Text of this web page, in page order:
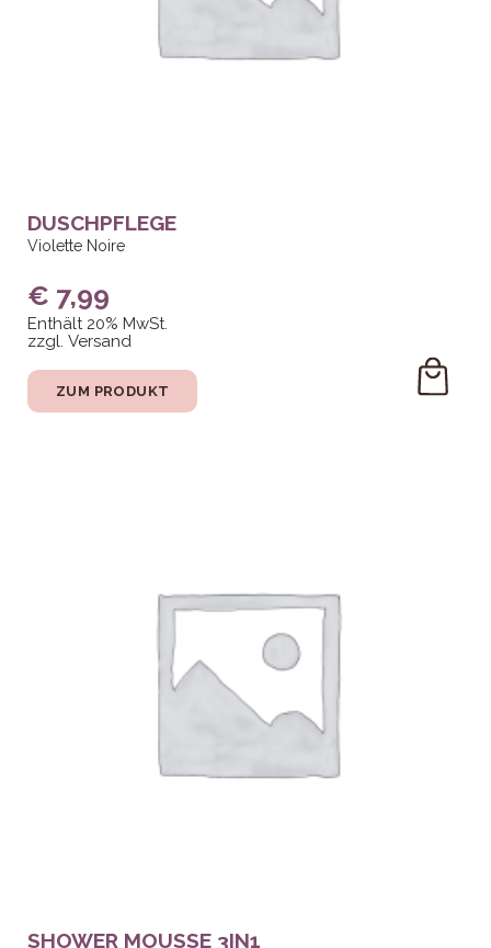
DUSCHPFLEGE
Violette Noire
€ 7,99
Enthält 20% MwSt.
zzgl. Versand
ZUM PRODUKT
SHOWER MOUSSE 3IN1